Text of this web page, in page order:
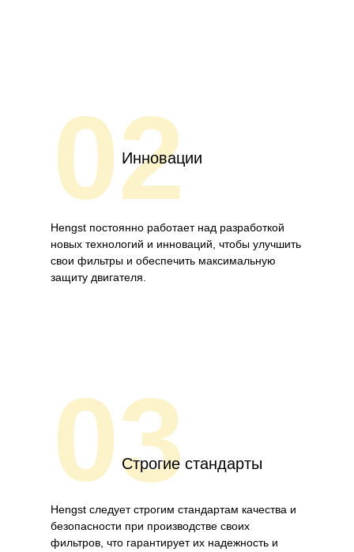
02
Инновации
Hengst постоянно работает над разработкой
новых технологий и инноваций, чтобы улучшить
свои фильтры и обеспечить максимальную
защиту двигателя.
03Строгие стандарты
Hengst следует строгим стандартам качества и
безопасности при производстве своих
фильтров, что гарантирует их надежность и